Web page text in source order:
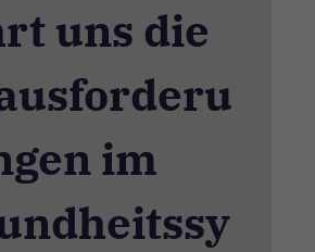
uns die
im